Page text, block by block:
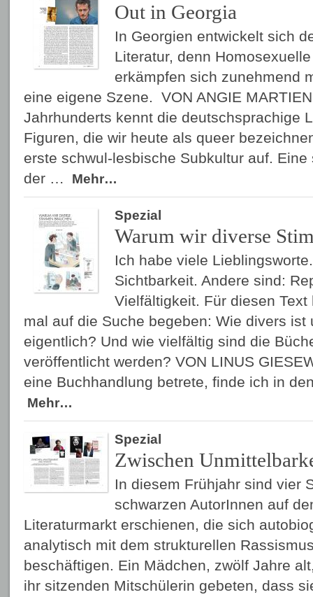
Out in Georgia
In Georgien entwickelt sich
Literatur, denn
erkämpfen sich zunehmend
eine eigene Szene. VON ANGIE
Jahrhunderts kennt die deutschsprachige
Figuren, die wir heute als queer
erste schwul-lesbische Subkultur auf.
der …
Mehr…
Spezial
Warum wir diverse
Ich habe viele
Sichtbarkeit. Andere sind:
Vielfältigkeit. Für diesen
mal auf die Suche begeben: Wie divers ist
eigentlich? Und wie vielfältig sind die
veröffentlicht werden? VON LINUS
eine Buchhandlung betrete, finde ich in
Mehr…
Spezial
Zwischen
In diesem Frühjahr sind vier
schwarzen AutorInnen auf
Literaturmarkt erschienen, die sich
analytisch mit dem strukturellen
beschäftigen. Ein Mädchen, zwölf Jahre
ihr sitzenden Mitschülerin gebeten, dass